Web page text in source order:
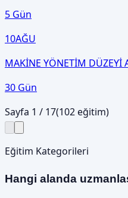
5 Gün
10AĞU
MAKİNE YÖNETİM DÜZEYİ
30 Gün
Sayfa 1 / 17(102eğitim)
Eğitim Kategorileri
Hangi alanda